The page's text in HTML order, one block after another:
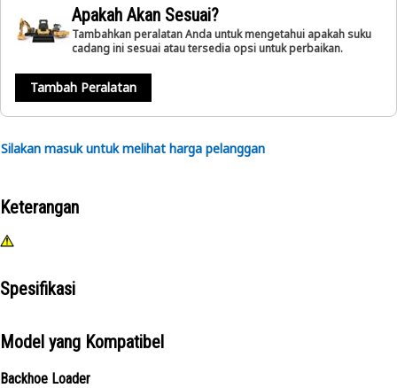
Apakah Akan Sesuai?
Tambahkan peralatan Anda untuk mengetahui apakah suku
cadang ini sesuai atau tersedia opsi untuk perbaikan.
Tambah Peralatan
Silakan masuk untuk melihat harga pelanggan
Keterangan
Spesifikasi
Model yang Kompatibel
Backhoe Loader